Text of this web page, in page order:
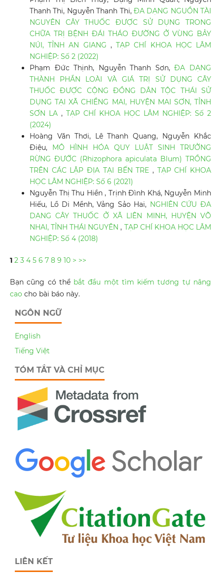
Thanh Thi, Nguyễn Thanh Thi, ĐA DẠNG NGUỒN TÀI
NGUYÊN CÂY THUỐC ĐƯỢC SỬ DỤNG TRONG
CHỮA TRỊ BỆNH ĐÁI THÁO ĐƯỜNG Ở VÙNG BẢY
NÚI, TỈNH AN GIANG ,TẠP CHÍ KHOA HỌC LÂM
NGHIỆP: Số 2 (2022)
Phạm Đức Thịnh, Nguyễn Thanh Sơn,ĐA DẠNG
THÀNH PHẦN LOÀI VÀ GIÁ TRỊ SỬ DỤNG CÂY
THUỐC ĐƯỢC CỘNG ĐỒNG DÂN TỘC THÁI SỬ
DỤNG TẠI XÃ CHIỀNG MAI, HUYỆN MAI SƠN, TỈNH
SƠN LA , TẠP CHÍ KHOA HỌC LÂM NGHIỆP: Số 2
(2024)
Hoàng Văn Thơi, Lê Thanh Quang, Nguyễn Khắc
Điệu,
MÔ HÌNH HÓA QUY LUẬT SINH TRƯỞNG
RỪNG ĐƯỚC (Rhizophora apiculata Blum) TRỒNG
TRÊN CÁC LẬP ĐỊA TẠI BẾN TRE , TẠP CHÍ KHOA
HỌC LÂM NGHIỆP: Số 6 (2021)
Nguyễn Thị Thu Hiền , Trịnh Đình Khá, Nguyễn Minh
Hiếu, Lồ Di Mềnh, Vảng Sảo Hai, NGHIÊN CỨU ĐA
DẠNG CÂY THUỐC Ở XÃ LIÊN MINH, HUYỆN VÕ
NHAI, TỈNH THÁI NGUYÊN, TẠP CHÍ KHOA HỌC LÂM
NGHIỆP: Số 4 (2018)
1 2 3 4 5 6 7 8 9 10 > >>
Bạn cũng có thể bắt đầu một tìm kiếm tương tự nâng
cao cho bài báo này.
NGÔN NGỮ
English
Tiếng Việt
TÓM TẮT VÀ CHỈ MỤC
LIÊN KẾT